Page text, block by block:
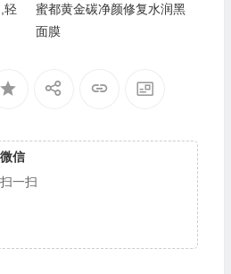
轻
蜜都黄金碳净颜修复水润黑
面膜
信
一扫